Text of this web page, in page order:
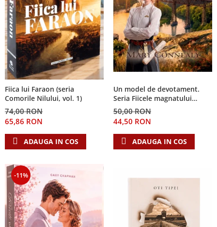
Fiica lui Faraon (seria
Comorile Nilului, vol. 1)
74,00 RON
65,86 RON
ADAUGA IN COS
Un model de devotament.
Seria Fiicele magnatului
forestier 3
50,00 RON
44,50 RON
ADAUGA IN COS
-11%